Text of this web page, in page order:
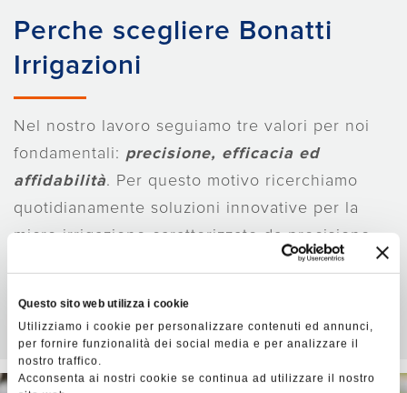
Questo sito web utilizza i cookie
Utilizziamo i cookie per personalizzare contenuti ed annunci,
per fornire funzionalità dei social media e per analizzare il
nostro traffico.
Acconsenta ai nostri cookie se continua ad utilizzare il nostro
Perche scegliere Bonatti
Irrigazioni
Nel nostro lavoro seguiamo tre valori per noi
fondamentali: precisione, efficacia ed
affidabilità. Per questo motivo ricerchiamo
quotidianamente soluzioni innovative per la
micro-irrigazione caratterizzate da precisione
nella realizzazione, efficacia nella resa e